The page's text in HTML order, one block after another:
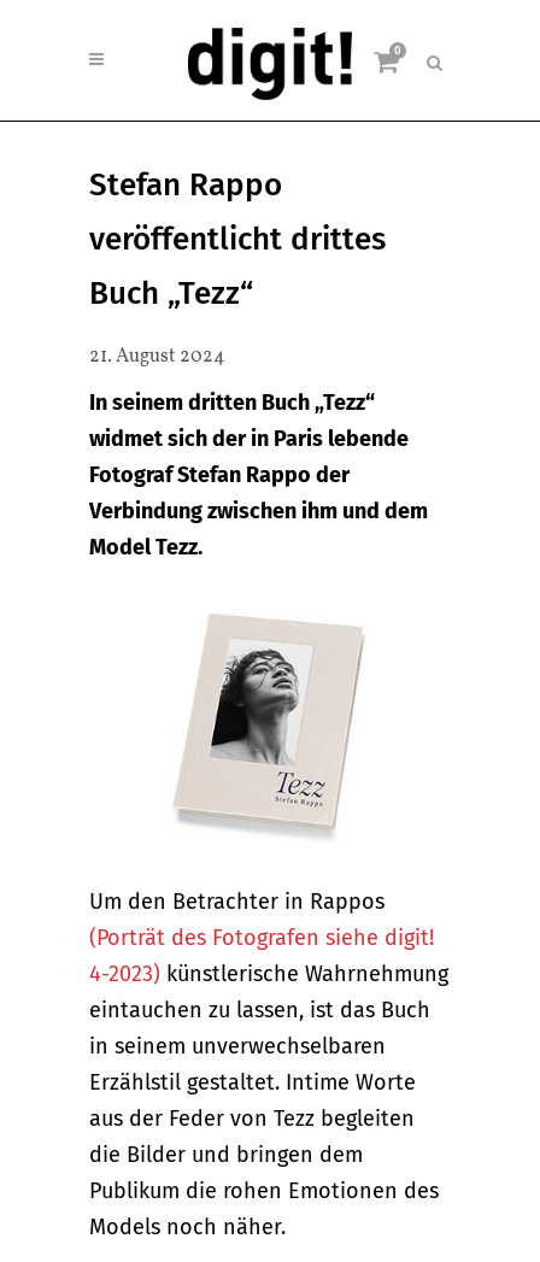
0
Stefan Rappo
veröffentlicht drittes
Buch „Tezz“
21. August 2024
In seinem dritten Buch „Tezz“
widmet sich der in Paris lebende
Fotograf Stefan Rappo der
Verbindung zwischen ihm und dem
Model Tezz.
Um den Betrachter in Rappos
(Porträt des Fotografen siehe digit!
4-2023) künstlerische Wahrnehmung
eintauchen zu lassen, ist das Buch
in seinem unverwechselbaren
Erzählstil gestaltet. Intime Worte
aus der Feder von Tezz begleiten
die Bilder und bringen dem
Publikum die rohen Emotionen des
Models noch näher.